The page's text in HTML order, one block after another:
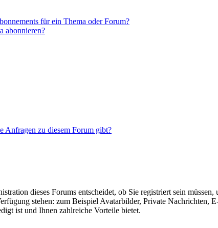
für ein Thema oder Forum?
abonnieren?
Anfragen zu diesem Forum gibt?
dieses Forums entscheidet, ob Sie registriert sein
stehen: zum Beispiel Avatarbilder, Private Nachrichten,
ist und Ihnen zahlreiche Vorteile bietet.